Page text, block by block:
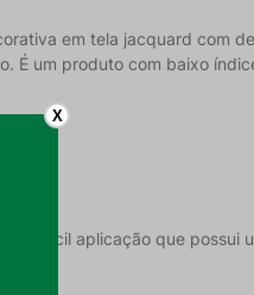
em tela jacquard com
É um produto com baixo
de fácil aplicação que possui
X